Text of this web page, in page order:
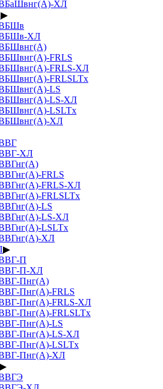
ХЛ
▶
ХЛ
FRLS
FRLS-ХЛ
FRLSLTx
LS
LS-ХЛ
LSLTx
ХЛ
ХЛ
FRLS
FRLS-ХЛ
FRLSLTx
LS
LS-ХЛ
LSLTx
ХЛ
▶
П
П-ХЛ
Пнг(А)
Пнг(А)-FRLS
Пнг(А)-FRLS-ХЛ
Пнг(А)-FRLSLTx
Пнг(А)-LS
Пнг(А)-LS-ХЛ
Пнг(А)-LSLTx
Пнг(А)-ХЛ
▶